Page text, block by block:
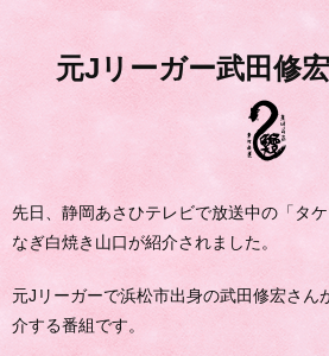
元Jリーガー武田修
先日、静岡あさひテレビで放送中の「タ
なぎ白焼き山口が紹介されました。
元Jリーガーで浜松市出身の武田修宏さん
介する番組です。